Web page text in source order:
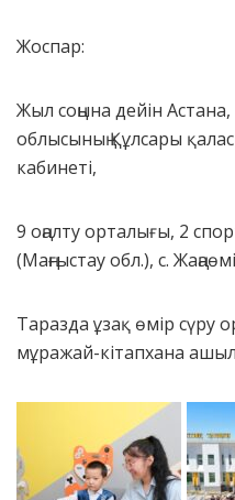
Жоспар:
Жыл соңына дейін
облысының Құлсары
кабинеті,
9 оңалту орталығы, 2
(Маңғыстау обл.), с.
Таразда ұзақ өмір сүру
мұражай-кітапхана